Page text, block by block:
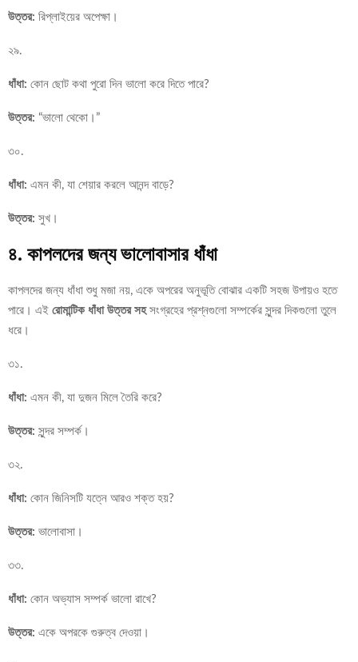
উত্তর: রিপ্লাইয়ের অপেক্ষা।
২৯.
ধাঁধা: কোন ছোট কথা পুরো দিন ভালো করে দিতে পারে?
উত্তর: “ভালো থেকো।”
৩০.
ধাঁধা: এমন কী, যা শেয়ার করলে আনন্দ বাড়ে?
উত্তর: সুখ।
৪. কাপলদের জন্য ভালোবাসার ধাঁধা
কাপলদের জন্য ধাঁধা শুধু মজা নয়, একে অপরের অনুভূতি বোঝার একটি সহজ উপায়ও হতে
পারে। এই রোমান্টিক ধাঁধা উত্তর সহসংগ্রহের প্রশ্নগুলো সম্পর্কের সুন্দর দিকগুলো তুলে
ধরে।
৩১.
ধাঁধা: এমন কী, যা দুজন মিলে তৈরি করে?
উত্তর: সুন্দর সম্পর্ক।
৩২.
ধাঁধা: কোন জিনিসটি যত্নে আরও শক্ত হয়?
উত্তর: ভালোবাসা।
৩৩.
ধাঁধা: কোন অভ্যাস সম্পর্ক ভালো রাখে?
উত্তর: একে অপরকে গুরুত্ব দেওয়া।